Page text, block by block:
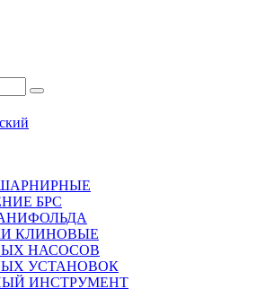
БРС
КЛИНОВЫЕ
НАСОСОВ
УСТАНОВОК
ИНСТРУМЕНТ